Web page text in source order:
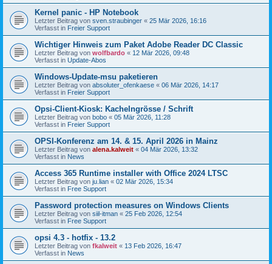
Kernel panic - HP Notebook
Letzter Beitrag von sven.straubinger « 25 Mär 2026, 16:16
Verfasst in Freier Support
Wichtiger Hinweis zum Paket Adobe Reader DC Classic
Letzter Beitrag von wolfbardo « 12 Mär 2026, 09:48
Verfasst in Update-Abos
Windows-Update-msu paketieren
Letzter Beitrag von absoluter_ofenkaese « 06 Mär 2026, 14:17
Verfasst in Freier Support
Opsi-Client-Kiosk: Kachelngrösse / Schrift
Letzter Beitrag von bobo « 05 Mär 2026, 11:28
Verfasst in Freier Support
OPSI-Konferenz am 14. & 15. April 2026 in Mainz
Letzter Beitrag von alena.kalweit « 04 Mär 2026, 13:32
Verfasst in News
Access 365 Runtime installer with Office 2024 LTSC
Letzter Beitrag von ju.lian « 02 Mär 2026, 15:34
Verfasst in Free Support
Password protection measures on Windows Clients
Letzter Beitrag von siil-itman « 25 Feb 2026, 12:54
Verfasst in Free Support
opsi 4.3 - hotfix - 13.2
Letzter Beitrag von fkalweit « 13 Feb 2026, 16:47
Verfasst in News